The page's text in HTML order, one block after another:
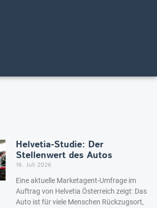
Helvetia-Studie: Der
Stellenwert des Autos
16. Juli 2026
Eine aktuelle Marketagent-Umfrage im
Auftrag von Helvetia Österreich zeigt: Das
Auto ist für viele Menschen Rückzugsort,